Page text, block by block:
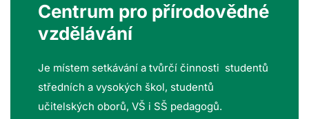
Centrum pro přírodovědné
vzdělávání
Je místem setkávání a tvůrčí činnosti studentů
středních a vysokých škol, studentů
učitelských oborů, VŠ i SŠ pedagogů.